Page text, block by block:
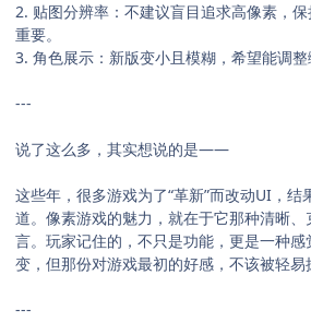
2. 贴图分辨率：不建议盲目追求高像素，
重要。
3. 角色展示：新版变小且模糊，希望能调整
---
说了这么多，其实想说的是——
这些年，很多游戏为了“革新”而改动UI，结
道。像素游戏的魅力，就在于它那种清晰
言。玩家记住的，不只是功能，更是一种
变，但那份对游戏最初的好感，不该被轻易
---